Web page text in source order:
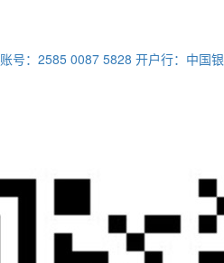
账号：2585 0087 5828 开户行：中国